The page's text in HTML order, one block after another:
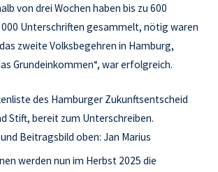
von drei Wochen haben bis zu 600
Unterschriften gesammelt, nötig waren
das zweite Volksbegehren in Hamburg,
Grundeinkommen“, war erfolgreich.
Beitragsbild oben: Jan Marius
werden nun im Herbst 2025 die